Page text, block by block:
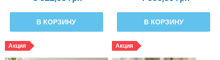
В КОРЗИНУ В КОРЗИНУ
Акция Акция